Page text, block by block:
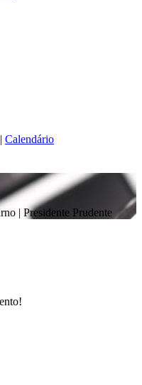
| Calendário
| Presidente Prudente